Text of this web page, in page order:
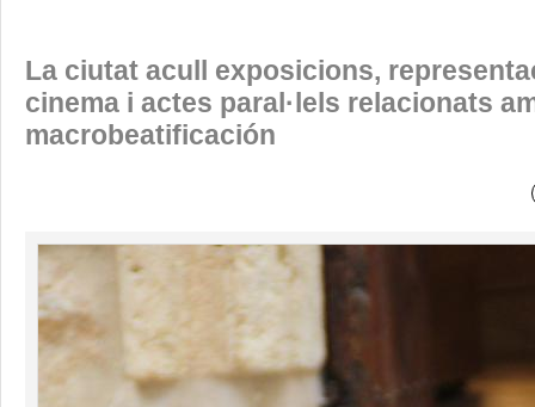
La ciutat acull exposicions,
cinema i actes paral·lels relacionats
macrobeatificación